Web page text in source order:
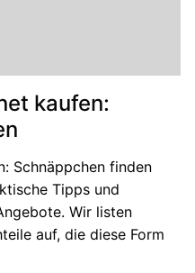
kaufen:
Schnäppchen finden
Tipps und
Wir listen
auf, die diese Form